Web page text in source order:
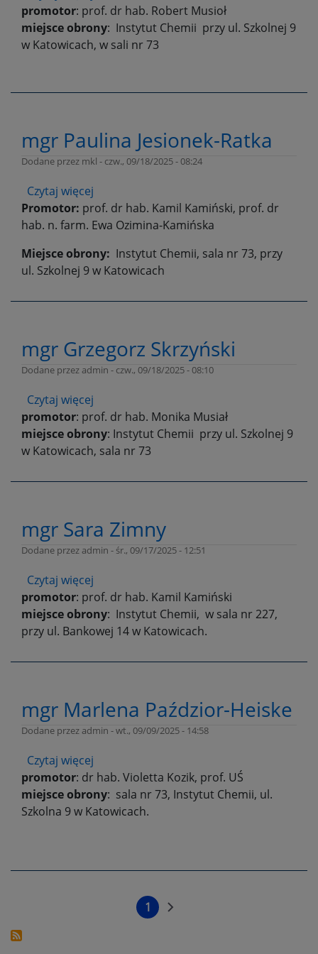
mgr
Julia
Korzuch
promotor: prof. dr hab. Robert Musioł
miejsce obrony: Instytut Chemii przy ul. Szkolnej 9
w Katowicach, w sali nr 73
mgr Paulina Jesionek-Ratka
Dodane przez mkl - czw., 09/18/2025 - 08:24
Czytaj więcej
mgr
Paulina
Ratka
Promotor: prof. dr hab. Kamil Kamiński, prof. dr
hab. n. farm. Ewa Ozimina-Kamińska
Miejsce obrony: Instytut Chemii, sala nr 73, przy
ul. Szkolnej 9 w Katowicach
mgr Grzegorz Skrzyński
Dodane przez admin - czw., 09/18/2025 - 08:10
Czytaj więcej
mgr
Grzegorz
Skrzyński
promotor: prof. dr hab. Monika Musiał
miejsce obrony: Instytut Chemii przy ul. Szkolnej 9
w Katowicach, sala nr 73
mgr Sara Zimny
Dodane przez admin - śr., 09/17/2025 - 12:51
Czytaj więcej
mgr
Sara
Zimny
promotor: prof. dr hab. Kamil Kamiński
miejsce obrony: Instytut Chemii, w sala nr 227,
przy ul. Bankowej 14 w Katowicach.
mgr Marlena Paździor-Heiske
Dodane przez admin -wt., 09/09/2025 - 14:58
Czytaj więcej
mgr
Marlena
Paździor-
promotor: dr hab. Violetta Kozik, prof. UŚ
miejsce obrony: sala nr 73, Instytut Chemii, ul.
Szkolna 9 w Katowicach.
Bieżąca
1 Następna